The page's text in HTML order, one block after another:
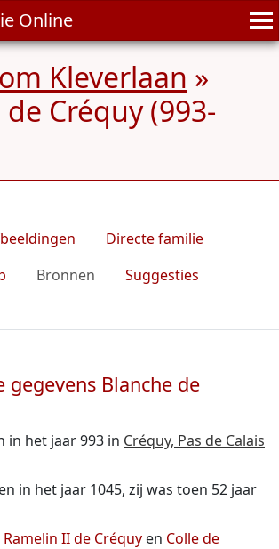
Online
Kleverlaan »
Créquy (993-
Directe familie
Bronnen
Suggesties
gegevens Blanche de
in het jaar 993 in Créquy, Pas de Calais
in het jaar 1045, zij was toen 52 jaar
Ramelin II de Créquy en Colle de